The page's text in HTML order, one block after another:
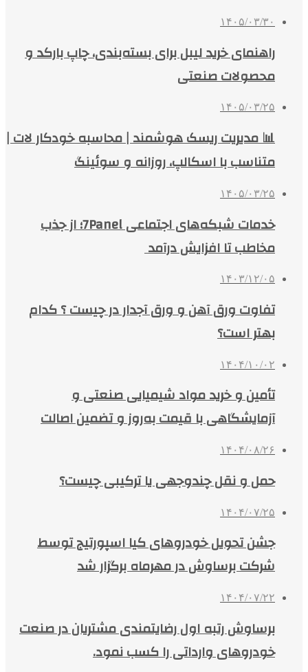
۱۴۰۵/۰۳/۳۰
راهنمای خرید لیبل برای بسته‌بندی، چاپ بارکد و
محصولات صنعتی
۱۴۰۵/۰۳/۲۵
📊 مدیریت ریسک هوشمند | محاسبه خودکار لات |
متناسب با اسکالپ، روزانه و سوئینگ
۱۴۰۵/۰۳/۲۵
خدمات شبکه‌های اجتماعی 7Panel؛ از جذب
مخاطب تا افزایش درآمد
۱۴۰۳/۱۲/۰۵
تفاوت ورق آهن و ورق آجدار در چیست ؟ کدام
بهتر است؟
۱۴۰۴/۱۰/۰۲
تأمین و خرید مواد شیمیایی صنعتی و
آزمایشگاهی با قیمت به‌روز و تضمین اصالت
۱۴۰۴/۰۸/۲۶
حمل و نقل چندوجهی یا ترکیبی چیست؟
۱۴۰۴/۰۷/۲۵
جشن تحویل خودروهای کیا اسپورتیج توسط
شرکت برساوش در مهرماه برگزار شد
۱۴۰۴/۰۷/۲۲
برساوش رتبه اول رضایتمندی مشتریان در صنعت
خودروهای وارداتی را کسب نمود.